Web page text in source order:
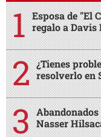
Esposa de "El
regalo a
¿Tienes
resolverlo en
Nasser